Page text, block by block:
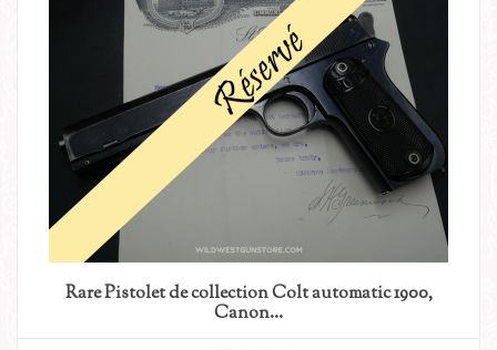
Rare Pistolet de collection Colt automatic 1900,
Canon...